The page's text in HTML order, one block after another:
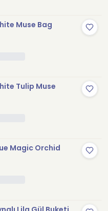
Muse Bag
Tulip Muse
Magic Orchid